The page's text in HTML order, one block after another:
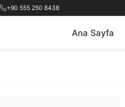
+90 555 250 8438
Ana Sayfa